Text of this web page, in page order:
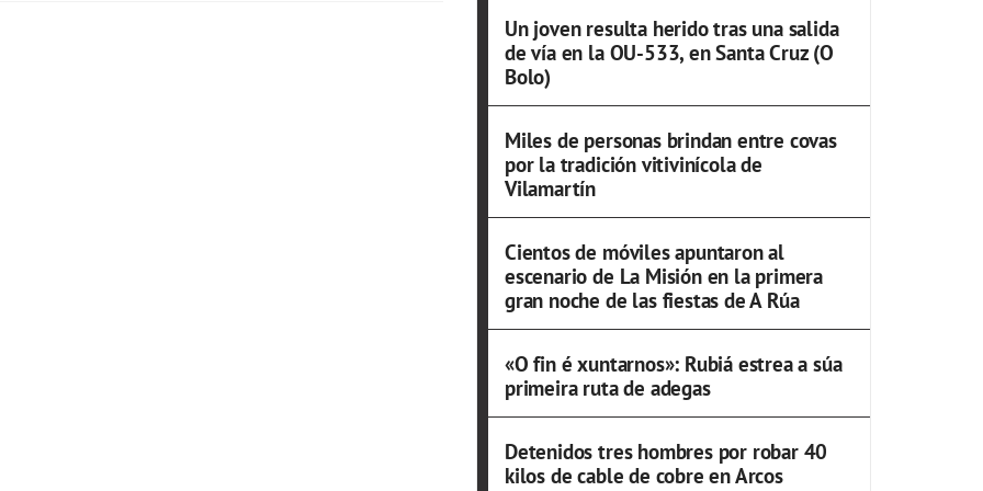
Un joven resulta herido tras una salida
de vía en la OU-533, en Santa Cruz (O
Bolo)
Miles de personas brindan entre covas
por la tradición vitivinícola de
Vilamartín
Cientos de móviles apuntaron al
escenario de La Misión en la primera
gran noche de las fiestas de A Rúa
«O fin é xuntarnos»: Rubiá estrea a súa
primeira ruta de adegas
Detenidos tres hombres por robar 40
kilos de cable de cobre en Arcos